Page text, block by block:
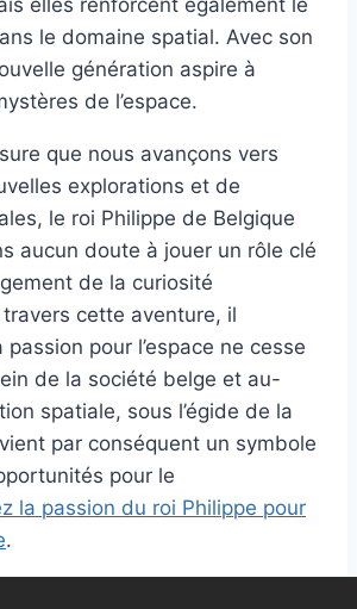
elles renforcent également le
le domaine spatial. Avec son
génération aspire à
de l’espace.
que nous avançons vers
explorations et de
le roi Philippe de Belgique
aucun doute à jouer un rôle clé
de la curiosité
cette aventure, il
passion pour l’espace ne cesse
de la société belge et au-
spatiale, sous l’égide de la
par conséquent un symbole
pour le
la passion du roi Philippe pour
.